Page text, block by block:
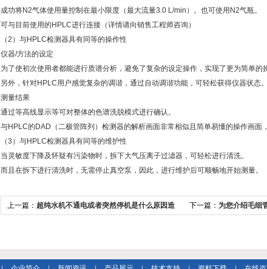
成功将N2气体使用量控制在最小限度（最大流量3.0 L/min）。也可使用N2气瓶。
可与目前使用的HPLC进行连接（详情请向销售工程师咨询）
（2）与HPLC检测器具有同等的操作性
仪器/方法的设定
为了使初次使用者都能进行质谱分析，避免了复杂的设定操作，实现了更为简单的
另外，针对HPLC用户感觉复杂的调谐，通过自动调谐功能，可轻松获得仪器状态。
测量结果
通过等高线显示等可对整体的色谱洗脱模式进行确认。
与HPLC的DAD（二极管阵列）检测器的解析画面非常相似且简单易懂的操作画面
（3）与HPLC检测器具有同等的维护性
当灵敏度下降及怀疑有污染物时，拆下大气压离子过滤器，可轻松进行清洗。
而且在拆下进行清洗时，无需停止真空泵，因此，进行维护后可顺畅地开始测量。
上一篇： 超纯水机不通电或者突然停机是什么原因造 下一篇： 为您介绍毛细